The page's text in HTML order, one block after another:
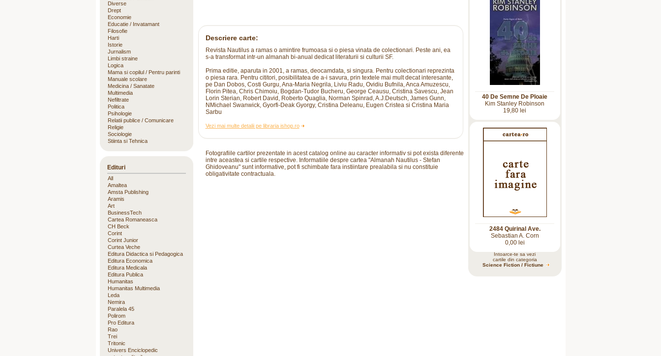
Descriere carte:
Revista Nautilus a ramas o amintire frumoasa si o piesa vinata de colectionari. Peste ani, ea
s-a transformat intr-un almanah bi-anual dedicat literaturii si culturii SF.
Prima editie, aparuta in 2001, a ramas, deocamdata, si singura. Pentru colectionari reprezinta
o piesa rara. Pentru cititori, posibilitatea de a-i savura, prin textele mai mult decat interesante,
pe Dan Dobos, Costi Gurgu, Ana-Maria Negrila, Liviu Radu, Ovidiu Bufnila, Anca Amuzescu,
Florin Pitea, Chris Chimoiu, Bogdan-Tudor Bucheru, George Ceausu, Cristina Savescu, Jean
Lorin Sterian, Robert David, Roberto Quaglia, Norman Spinrad, A.J.Deutsch, James Gunn,
NMichael Swanwick, Gyorfi-Deak Gyorgy, Cristina Deleanu, Eugen Cristea si Cristina Maria
Sarbu
Vezi mai multe detalii pe libraria ishop.ro
Fotografiile cartilor prezentate in acest catalog online au caracter informativ si pot exista diferente
intre aceastea si cartile respective. Informatiile despre cartea "Almanah Nautilus - Stefan
Ghidoveanu" sunt informative, pot fi schimbate fara instiintare prealabila si nu constituie
obligativitate contractuala.
40 De Semne De Ploaie
Kim Stanley Robinson
19,80 lei
2484 Quirinal Ave.
Sebastian A. Corn
0,00 lei
Intoarce-te sa vezi
cartile din categoria
Science Fiction / Fictiune
Diverse
Drept
Economie
Educatie / Invatamant
Filosofie
Harti
Istorie
Jurnalism
Limbi straine
Logica
Mama si copilul / Pentru parinti
Manuale scolare
Medicina / Sanatate
Multimedia
Nefiltrate
Politica
Psihologie
Relatii publice / Comunicare
Religie
Sociologie
Stiinta si Tehnica
Edituri
All
Amaltea
Amsta Publishing
Aramis
Art
BusinessTech
Cartea Romaneasca
CH Beck
Corint
Corint Junior
Curtea Veche
Editura Didactica si Pedagogica
Editura Economica
Editura Medicala
Editura Publica
Humanitas
Humanitas Multimedia
Leda
Nemira
Paralela 45
Polirom
Pro Editura
Rao
Trei
Tritonic
Univers Enciclopedic